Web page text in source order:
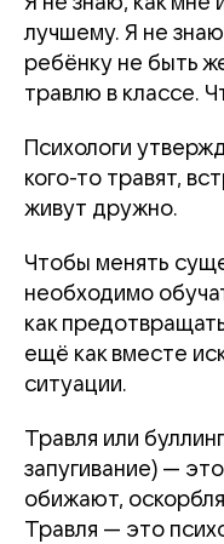
лучшему. Я не
ребёнку не быть
травлю в классе.
Психологи
кого-то травят,
живут дружно.
Чтобы менять
необходимо
как
ещё как вместе
ситуации.
Травля или
запугивание) —
обижают,
Травля — это